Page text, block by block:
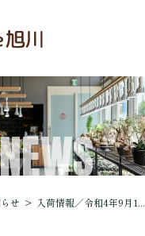
について
せ 入荷情報／令和4年9月1...